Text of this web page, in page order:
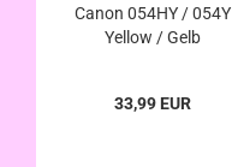
Canon 054HY / 054Y
Yellow / Gelb
33,99 EUR